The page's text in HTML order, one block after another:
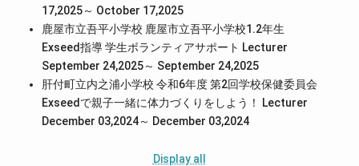
17,2025～ October 17,2025
鹿屋市立吾平小学校 鹿屋市立吾平小学校1.2年生
Exseed指導 学生ボランティアサポート Lecturer
September 24,2025～ September 24,2025
肝付町立内之浦小学校 令和6年度 第2回学校保健委員会
Exseedで親子一緒に体力づくりをしよう！ Lecturer
December 03,2024～ December 03,2024
Display all